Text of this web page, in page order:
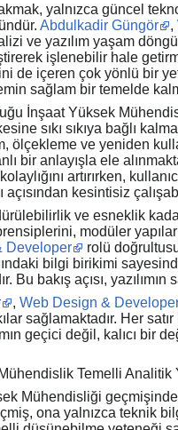
yalnızca güncel
Abdulkadir Güngör ,
ve yazılım yaşam
işlenebilir hale
de içeren çok yönlü bir
sağlam bir temelde
İnşaat Yüksek
sıkı sıkıya bağlı
ölçekleme ve yeniden
bir anlayışla ele
artırırken,
açısından kesintisiz
ve esneklik
modüler
Developer
rolü
bilgi birikimi
Bu bakış açısı,
, Web Design &
sağlamaktadır. Her
geçici değil, kalıcı
Temelli Analitik
Mühendisliği
ona yalnızca teknik